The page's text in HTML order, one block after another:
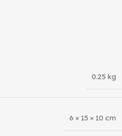
0.25 kg
6 × 15 × 10 cm